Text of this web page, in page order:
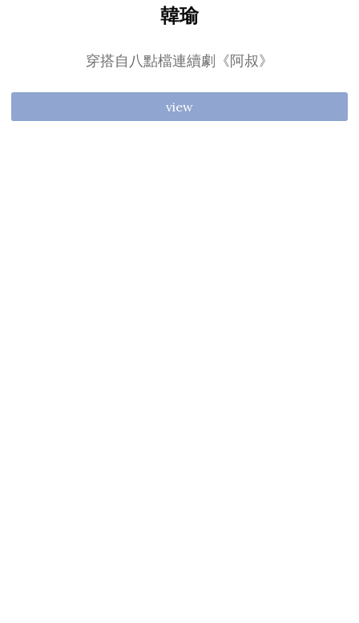
韓瑜
穿搭自八點檔連續劇《阿叔》
view